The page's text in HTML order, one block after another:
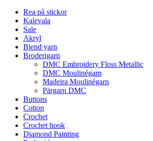
Rea på stickor
Kalevala
Sale
Akryl
Blend yarn
Broderigarn
DMC Embroidery Floss Metallic
DMC Moulinégarn
Madeira Moulinégarn
Pärgarn DMC
Buttons
Cotton
Crochet
Crochet hook
Diamond Painting